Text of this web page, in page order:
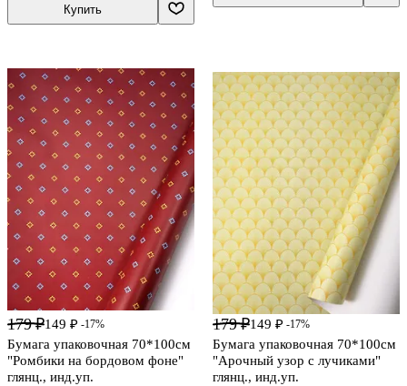
Купить
179 ₽149 ₽ -17%
Бумага упаковочная 70*100см
"Ромбики на бордовом фоне"
глянц., инд.уп.
179 ₽149 ₽ -17%
Бумага упаковочная 70*100см
"Арочный узор с лучиками"
глянц., инд.уп.